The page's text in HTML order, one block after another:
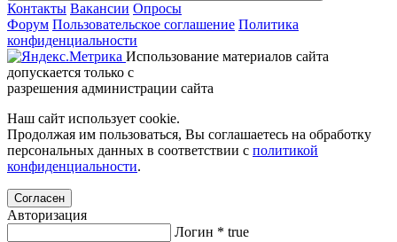
Контакты Вакансии Опросы
Форум Пользовательское соглашение Политика
конфиденциальности
Использование материалов сайта
допускается только с
разрешения администрации сайта
Наш сайт использует cookie.
Продолжая им пользоваться, Вы соглашаетесь на обработку
персональных данных в соответствии с политикой
конфиденциальности.
Согласен
Авторизация
Логин * true